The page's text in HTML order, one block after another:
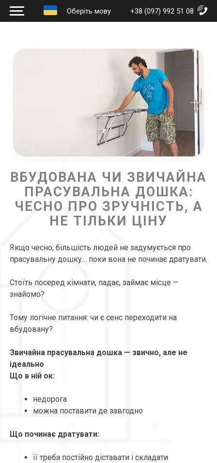
Оберіть мову +38 (097) 992 51 08
ВБУДОВАНА ЧИ ЗВИЧАЙНА
ПРАСУВАЛЬНА ДОШКА:
ЧЕСНО ПРО ЗРУЧНІСТЬ, А
НЕ ТІЛЬКИ ЦІНУ
Якщо чесно, більшість людей не задумується про
прасувальну дошку… поки вона не починає дратувати.
Стоїть посеред кімнати, падає, займає місце —
знайомо?
Тому логічне питання: чи є сенс переходити на
вбудовану?
Звичайна прасувальна дошка — звично, але не
ідеально
Що в ній ок:
недорога
можна поставити де завгодно
Що починає дратувати:
її треба постійно діставати і складати